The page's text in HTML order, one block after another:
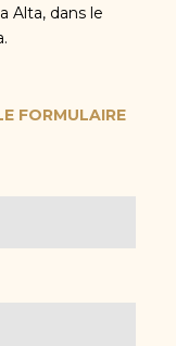
Alta, dans le
FORMULAIRE